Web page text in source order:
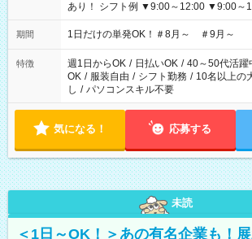
あり！ シフト例 ▼9:00～12:00 ▼9:00～
▼18:00～21:00
期間 1日だけの単発OK！＃8月～ ＃9月～
特徴 週1日からOK / 日払いOK / 40～50代活躍
OK / 服装自由 / シフト勤務 / 10名以上の
し / パソコンスキル不要
気になる！ 応募する
未読
＜1日～OK！＞あの有名企業も！